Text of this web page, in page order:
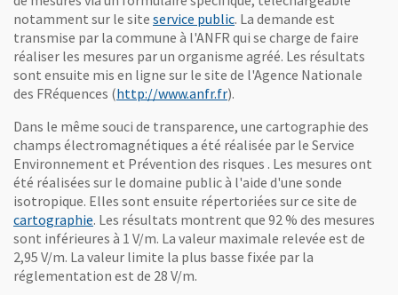
notamment sur le site service public, Ouvre une nouvelle
. La demande est
transmise par la commune à l'ANFR qui se charge de faire
réaliser les mesures par un organisme agréé. Les résultats
sont ensuite mis en ligne sur le site de l'Agence Nationale
des FRéquences (http://www.anfr.fr, Ouvre une nouvelle fenêtre
).
Dans le même souci de transparence, une cartographie des
champs électromagnétiques a été réalisée par le Service
Environnement et Prévention des risques . Les mesures ont
été réalisées sur le domaine public à l'aide d'une sonde
isotropique. Elles sont ensuite répertoriées sur ce site de
cartographie , Ouvre une nouvelle fenêtre
. Les résultats montrent que 92 % des mesures
sont inférieures à 1 V/m. La valeur maximale relevée est de
2,95 V/m. La valeur limite la plus basse fixée par la
réglementation est de 28 V/m.